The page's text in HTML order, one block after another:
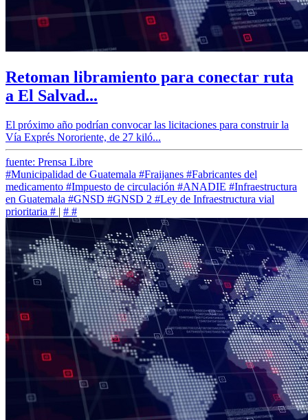
Retoman libramiento para conectar ruta
a El Salvad...
El próximo año podrían convocar las licitaciones para construir la
Vía Exprés Nororiente, de 27 kiló...
fuente: Prensa Libre
#Municipalidad de Guatemala #Fraijanes #Fabricantes del
medicamento #Impuesto de circulación #ANADIE #Infraestructura
en Guatemala #GNSD #GNSD 2 #Ley de Infraestructura vial
prioritaria # | # #